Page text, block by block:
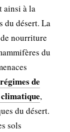
ainsi à la
du désert. La
nourriture
du
de
,
du désert.
sols